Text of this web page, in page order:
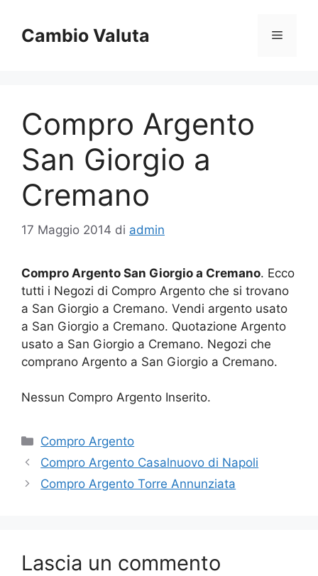
contenuto
Cambio Valuta Menu
Compro Argento
San Giorgio a
Cremano
17 Maggio 2014 di admin
Compro Argento San Giorgio a Cremano. Ecco
tutti i Negozi di Compro Argento che si trovano
a San Giorgio a Cremano. Vendi argento usato
a San Giorgio a Cremano. Quotazione Argento
usato a San Giorgio a Cremano. Negozi che
comprano Argento a San Giorgio a Cremano.
Nessun Compro Argento Inserito.
Categorie
Compro Argento
Compro Argento Casalnuovo di Napoli
Compro Argento Torre Annunziata
Lascia un commento